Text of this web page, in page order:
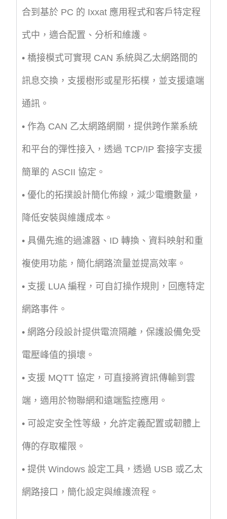
合到基於 PC 的 Ixxat 應用程式和客戶特定程
式中，適合配置、分析和維護。
• 橋接模式可實現 CAN 系統與乙太網路間的
訊息交換，支援樹形或星形拓樸，並支援遠端
通訊。
• 作為 CAN 乙太網路網關，提供跨作業系統
和平台的彈性接入，透過 TCP/IP 套接字支援
簡單的 ASCII 協定。
• 優化的拓撲設計簡化佈線，減少電纜數量，
降低安裝與維護成本。
• 具備先進的過濾器、ID 轉換、資料映射和重
複使用功能，簡化網路流量並提高效率。
• 支援 LUA 編程，可自訂操作規則，回應特定
網路事件。
• 網路分段設計提供電流隔離，保護設備免受
電壓峰值的損壞。
• 支援 MQTT 協定，可直接將資訊傳輸到雲
端，適用於物聯網和遠端監控應用。
• 可設定安全性等級，允許定義配置或韌體上
傳的存取權限。
• 提供 Windows 設定工具，透過 USB 或乙太
網路接口，簡化設定與維護流程。